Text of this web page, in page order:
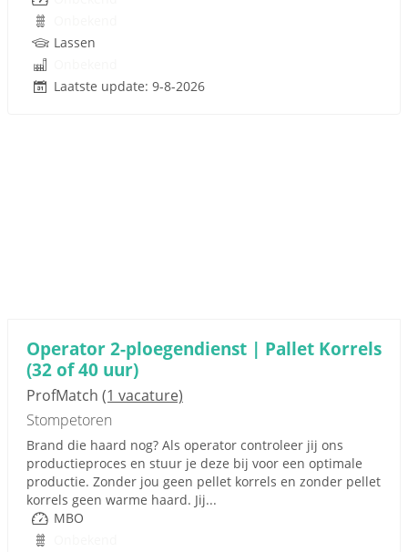
Lassen
Laatste update: 9-8-2026
Operator 2-ploegendienst | Pallet Korrels
(32 of 40 uur)
ProfMatch (1 vacature)
Stompetoren
Brand die haard nog? Als operator controleer jij ons
productieproces en stuur je deze bij voor een optimale
productie. Zonder jou geen pellet korrels en zonder pellet
korrels geen warme haard. Jij...
MBO